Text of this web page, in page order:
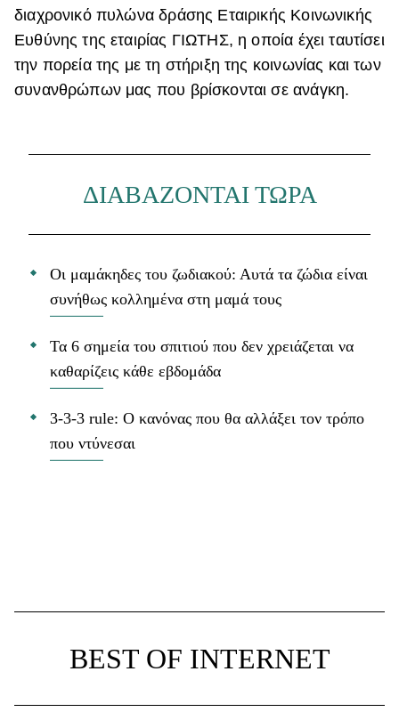
διαχρονικό πυλώνα δράσης Εταιρικής Κοινωνικής
Ευθύνης της εταιρίας ΓΙΩΤΗΣ, η οποία έχει ταυτίσει
την πορεία της με τη στήριξη της κοινωνίας και των
συνανθρώπων μας που βρίσκονται σε ανάγκη.
ΔΙΑΒΑΖΟΝΤΑΙ ΤΩΡΑ
Οι μαμάκηδες του ζωδιακού: Αυτά τα ζώδια είναι
συνήθως κολλημένα στη μαμά τους
Τα 6 σημεία του σπιτιού που δεν χρειάζεται να
καθαρίζεις κάθε εβδομάδα
3-3-3 rule: Ο κανόνας που θα αλλάξει τον τρόπο
που ντύνεσαι
BEST OF INTERNET